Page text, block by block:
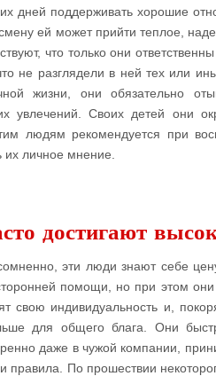
дней поддерживать хорошие
ей может прийти теплое,
что только они
не разглядели в ней тех или
жизни, они обязательно
увлечений. Своих детей они
людям рекомендуется при
их личное мнение.
достигают
эти люди знают себе
помощи, но при этом
свою индивидуальность и,
для общего блага. Они
даже в чужой компании,
правила. По прошествии